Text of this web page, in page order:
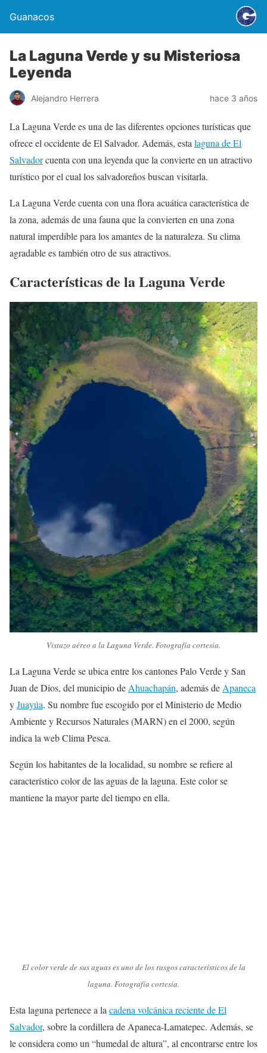
Guanacos
La Laguna Verde y su Misteriosa
Leyenda
Alejandro Herrera hace 3 años
La Laguna Verde es una de las diferentes opciones turísticas que
ofrece el occidente de El Salvador. Además, esta laguna de El
Salvadorcuenta con una leyenda que la convierte en un atractivo
turístico por el cual los salvadoreños buscan visitarla.
La Laguna Verde cuenta con una flora acuática característica de
la zona, además de una fauna que la convierten en una zona
natural imperdible para los amantes de la naturaleza. Su clima
agradable es también otro de sus atractivos.
Características de la Laguna Verde
Vistazo aéreo a la Laguna Verde. Fotografía cortesía.
La Laguna Verde se ubica entre los cantones Palo Verde y San
Juan de Dios, del municipio de Ahuachapán, además de Apaneca
yJuayúa. Su nombre fue escogido por el Ministerio de Medio
Ambiente y Recursos Naturales (MARN) en el 2000, según
indica la web Clima Pesca.
Según los habitantes de la localidad, su nombre se refiere al
característico color de las aguas de la laguna. Este color se
mantiene la mayor parte del tiempo en ella.
El color verde de sus aguas es uno de los rasgos característicos de la
laguna. Fotografía cortesía.
Esta laguna pertenece a la cadena volcánica reciente de El
Salvador, sobre la cordillera de Apaneca-Lamatepec. Además, se
le considera como un “humedal de altura”, al encontrarse entre los